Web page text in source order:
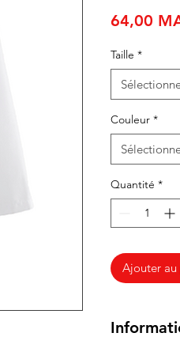
64,00
Taille *
Couleur *
Quantité *
Ajouter au